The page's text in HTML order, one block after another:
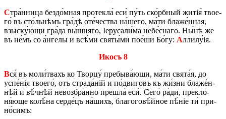
Стра́н­ни­ца без­до́м­ная про­те­кла́ еси́ пу́ть ско́рб­ный житія́ тво­е­
го́ въ сто́ль­нѣмъ гра́­дѣ оте́­че­ства на́­ше­го, ма́ти бла­же́н­ная,
взы­ску́­ю­щи гра́­да вы́шняго, Іеру­са­ли́­ма не­бе́с­на­го. Ны́нѣ же
въ не́мъ со а́н­ге­лы и всѣ́­ми святы́ми по­е́­ши Бо́гу: Алли­лу́ія.
Икосъ 8
Вся́ въ мо­ли́­твахъ ко Тво­р­цу́ пре­бы­ва́­ю­щи, ма́ти свята́я, до
успе́нія тво­е­го́, отъ стра­да́ній и по́­дви­говъ къ жи́­зни бла­же́н­
нѣй и вѣ́ч­нѣй не­воз­бра́н­но пре­шла́ еси́. Сего́ ра́ди, пре­кло­
ня́юще ко­лѣ́­на сер­де́цъ на́­шихъ, бла­го­го­вѣ́й­ное пѣ́ніе ти́ при­
но́­симъ: